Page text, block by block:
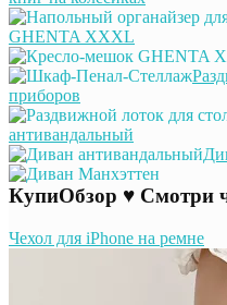
GHENTA XXXL
приборов
антивандальный
КупиОбзор ♥ Смотри
Чехол для iPhone на ремне